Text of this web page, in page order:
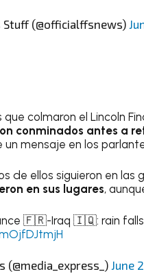
(@officialffsnews)
colmaron el Lincoln
conminados antes a
un mensaje en los
de ellos siguieron en las
en sus lugares,
🇫🇷-Iraq 🇮🇶: rain falls
(@media_express_) June